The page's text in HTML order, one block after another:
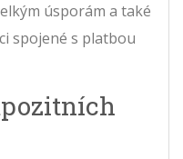
úsporám a také
spojené s platbou